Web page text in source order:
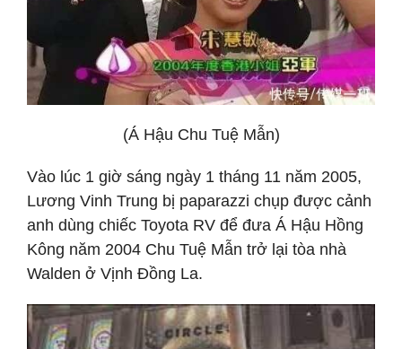
(Á Hậu Chu Tuệ Mẫn)
Vào lúc 1 giờ sáng ngày 1 tháng 11 năm 2005,
Lương Vinh Trung bị paparazzi chụp được cảnh
anh dùng chiếc Toyota RV để đưa Á Hậu Hồng
Kông năm 2004 Chu Tuệ Mẫn trở lại tòa nhà
Walden ở Vịnh Đồng La.